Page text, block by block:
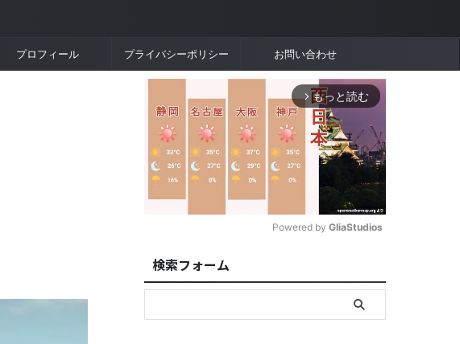
プロフィール プライバシーポリシー お問い合わせ
arrow_forward_ios もっと読む
u
t
Powered by GliaStudios
検索フォーム